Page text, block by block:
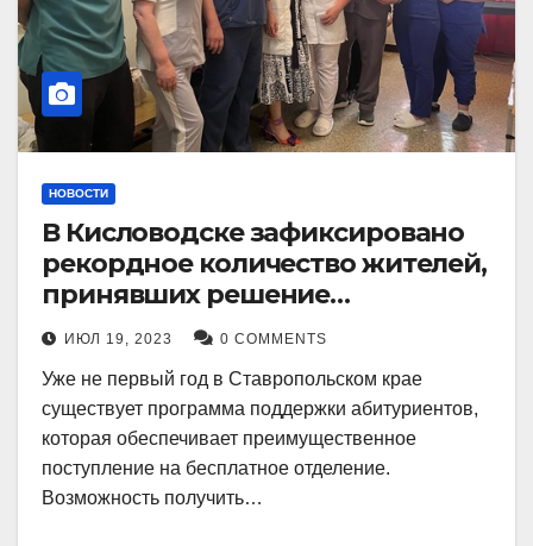
НОВОСТИ
В Кисловодске зафиксировано
рекордное количество жителей,
принявших решение
воспользоваться
установленными мерами, с
целью поступления в
медицинский вуз в районе.
ИЮЛ 19, 2023 0 COMMENTS
Уже не первый год в Ставропольском крае
существует программа поддержки абитуриентов,
которая обеспечивает преимущественное
поступление на бесплатное отделение.
Возможность получить…